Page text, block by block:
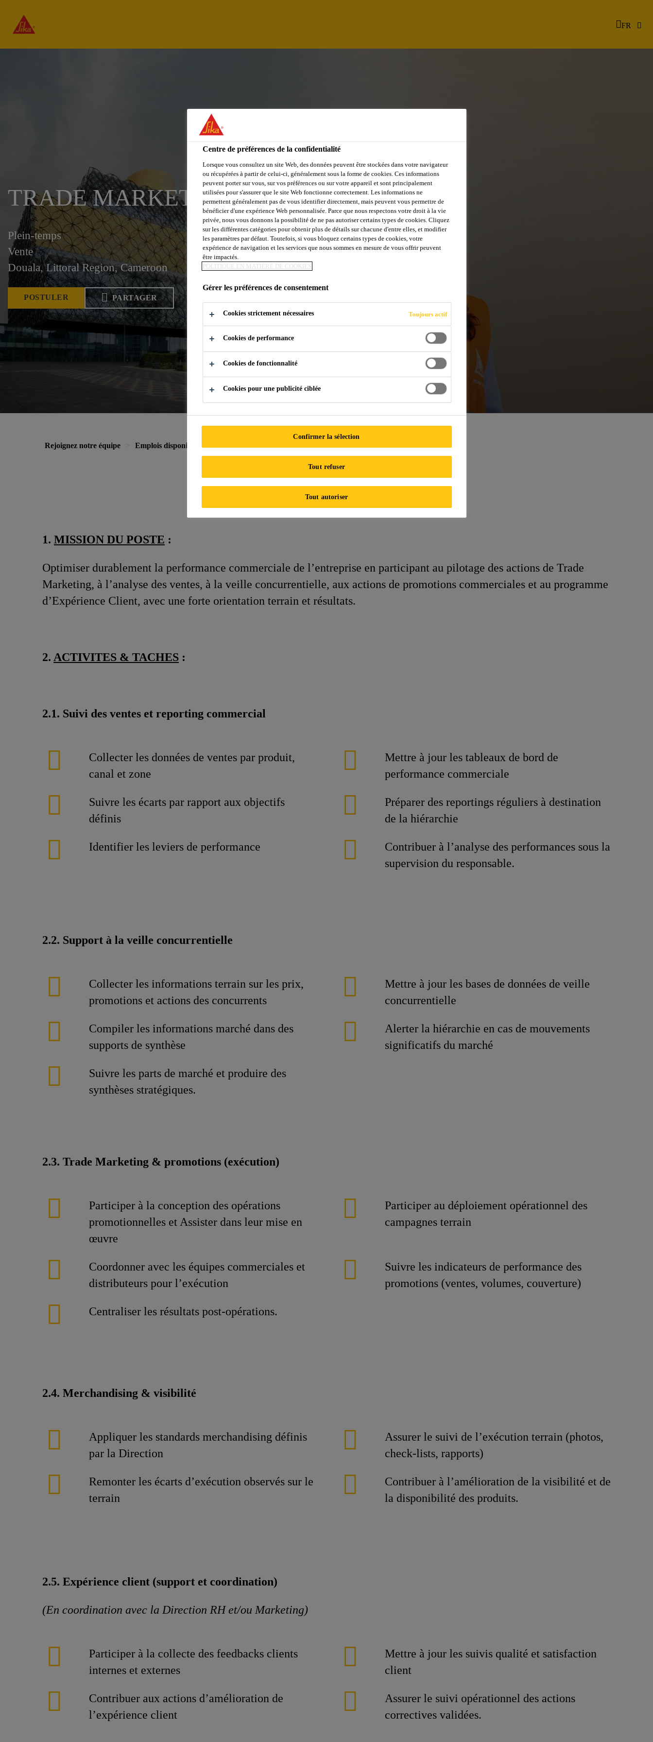
FR
TRADE MARKETING ASSISTANT
Plein-temps
Vente
Douala, Littoral Region, Cameroon
POSTULER PARTAGER
Rejoignez notre équipe Emplois disponibles
About the Role
1. MISSION DU POSTE :
Optimiser durablement la performance commerciale de l’entreprise en participant au pilotage des actions de Trade
Marketing, à l’analyse des ventes, à la veille concurrentielle, aux actions de promotions commerciales et au programme
d’Expérience Client, avec une forte orientation terrain et résultats.
2. ACTIVITES & TACHES :
2.1. Suivi des ventes et reporting commercial
Collecter les données de ventes par produit,
canal et zone
Mettre à jour les tableaux de bord de
performance commerciale
Suivre les écarts par rapport aux objectifs
définis
Préparer des reportings réguliers à destination
de la hiérarchie
Identifier les leviers de performance
Contribuer à l’analyse des performances sous la
supervision du responsable.
2.2. Support à la veille concurrentielle
Collecter les informations terrain sur les prix,
promotions et actions des concurrents
Mettre à jour les bases de données de veille
concurrentielle
Compiler les informations marché dans des
supports de synthèse
Alerter la hiérarchie en cas de mouvements
significatifs du marché
Suivre les parts de marché et produire des
synthèses stratégiques.
2.3. Trade Marketing & promotions (exécution)
Participer à la conception des opérations
promotionnelles et Assister dans leur mise en
œuvre
Participer au déploiement opérationnel des
campagnes terrain
Coordonner avec les équipes commerciales et
distributeurs pour l’exécution
Suivre les indicateurs de performance des
promotions (ventes, volumes, couverture)
Centraliser les résultats post‑opérations.
2.4. Merchandising & visibilité
Appliquer les standards merchandising définis
par la Direction
Assurer le suivi de l’exécution terrain (photos,
check-lists, rapports)
Remonter les écarts d’exécution observés sur le
terrain
Contribuer à l’amélioration de la visibilité et de
la disponibilité des produits.
2.5. Expérience client (support et coordination)
(En coordination avec la Direction RH et/ou Marketing)
Participer à la collecte des feedbacks clients
internes et externes
Mettre à jour les suivis qualité et satisfaction
client
Contribuer aux actions d’amélioration de
l’expérience client
Assurer le suivi opérationnel des actions
correctives validées.
Centre de préférences de la confidentialité
Lorsque vous consultez un site Web, des données peuvent être stockées dans votre navigateur
ou récupérées à partir de celui-ci, généralement sous la forme de cookies. Ces informations
peuvent porter sur vous, sur vos préférences ou sur votre appareil et sont principalement
utilisées pour s'assurer que le site Web fonctionne correctement. Les informations ne
permettent généralement pas de vous identifier directement, mais peuvent vous permettre de
bénéficier d'une expérience Web personnalisée. Parce que nous respectons votre droit à la vie
privée, nous vous donnons la possibilité de ne pas autoriser certains types de cookies. Cliquez
sur les différentes catégories pour obtenir plus de détails sur chacune d'entre elles, et modifier
les paramètres par défaut. Toutefois, si vous bloquez certains types de cookies, votre
expérience de navigation et les services que nous sommes en mesure de vous offrir peuvent
être impactés.
POLITIQUE EN MATIÈRE DE COOKIES
Gérer les préférences de consentement
Cookies strictement nécessaires Toujours actif
Cookies de performance
Cookies de fonctionnalité
Cookies pour une publicité ciblée
Confirmer la sélection
Tout refuser
Tout autoriser